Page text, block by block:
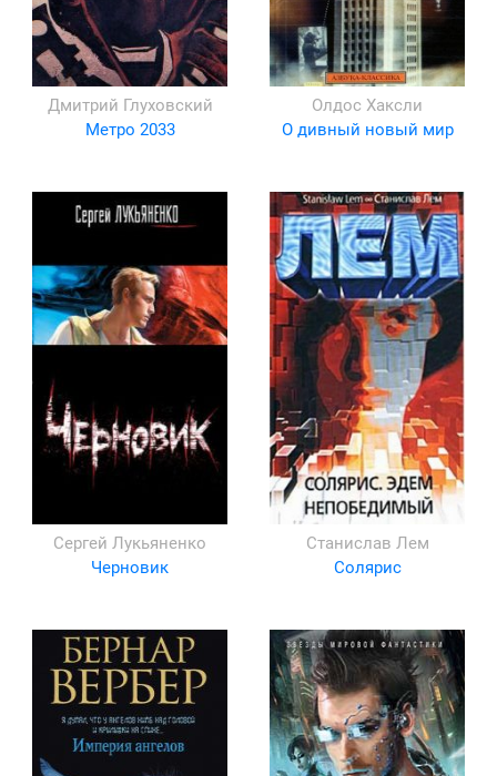
Дмитрий Глуховский
Метро 2033
Олдос Хаксли
О дивный новый мир
Сергей Лукьяненко
Черновик
Станислав Лем
Солярис